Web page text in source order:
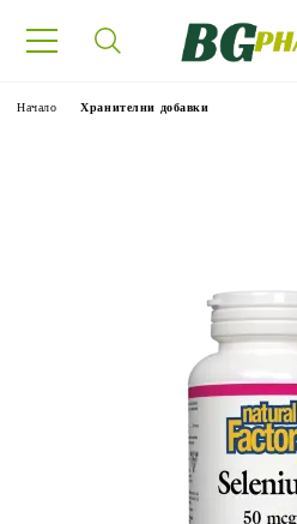
Начало Хранителни добавки